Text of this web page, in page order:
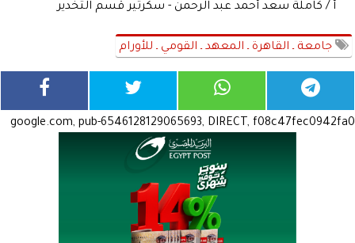
أ / كاملة سعد أحمد عبد الرحمن - سكرتير قسم التخدير
جامعة ـ القاهرة ـ المعهد ـ القومي ـ للأورام
google.com, pub-6546128129065693, DIRECT, f08c47fec0942fa0